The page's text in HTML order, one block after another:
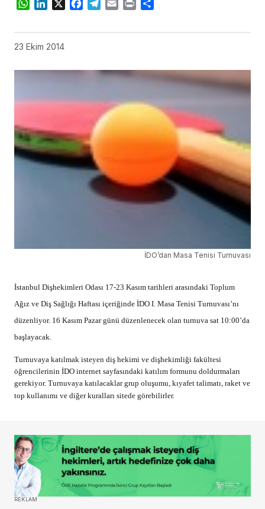
WhatsApp
LinkedIn
X Facebook
Telegram
Email Print
23 Ekim 2014
İDO’dan Masa Tenisi Turnuvası
İstanbul Dişhekimleri Odası 17-23 Kasım tarihleri arasındaki Toplum
Ağız ve Diş Sağlığı Haftası içeriğinde İDO I. Masa Tenisi Turnuvası’nı
düzenliyor. 16 Kasım Pazar günü düzenlenecek olan turnuva sat 10:00’da
başlayacak.
Turnuvaya katılmak isteyen diş hekimi ve dişhekimliği fakültesi
öğrencilerinin İDO internet sayfasındaki katılım formunu doldurmaları
gerekiyor. Turnuvaya katılacaklar grup oluşumu, kıyafet talimatı, raket ve
top kullanımı ve diğer kuralları sitede görebilirler.
REKLAM